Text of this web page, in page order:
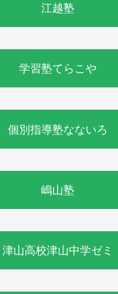
江越塾
学習塾てらこや
個別指導塾なないろ
嶋山塾
津山高校津山中学ゼミ